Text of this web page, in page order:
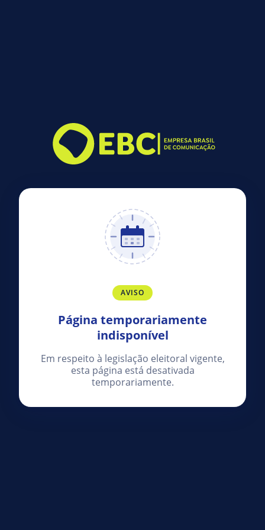
AVISO
Página temporariamente
indisponível
Em respeito à legislação eleitoral vigente,
esta página está desativada
temporariamente.